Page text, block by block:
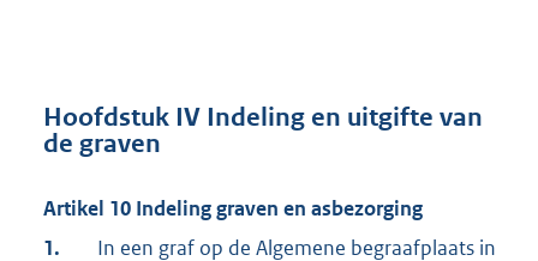
Hoofdstuk IV Indeling en uitgifte van
de graven
Artikel 10 Indeling graven en asbezorging
1.
In een graf op de Algemene begraafplaats in